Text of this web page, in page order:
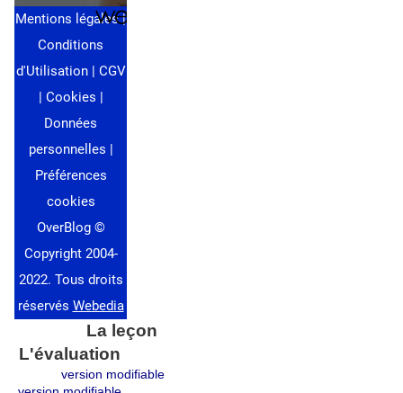
La leçon
L'évaluation
version modifiable